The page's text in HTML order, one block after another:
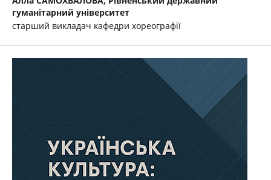
гуманітарний університет
старший викладач кафедри хореографії